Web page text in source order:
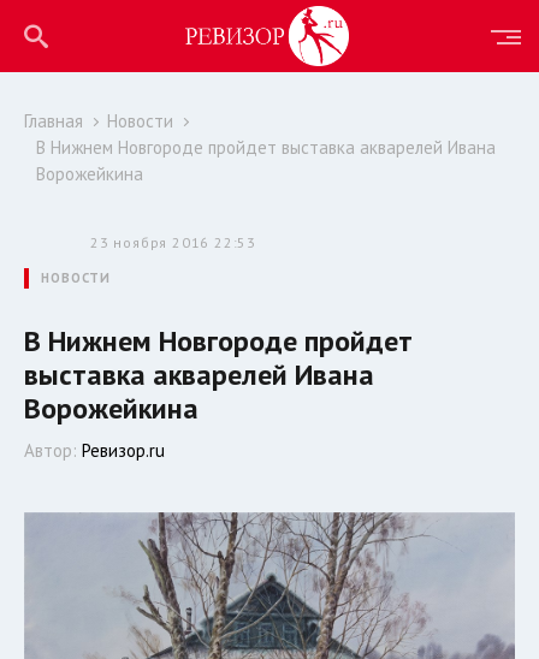
Главная
Новости
В Нижнем Новгороде пройдет выставка акварелей Ивана
Ворожейкина
23 ноября 2016 22:53
НОВОСТИ
В Нижнем Новгороде пройдет
выставка акварелей Ивана
Ворожейкина
Автор: Ревизор.ru